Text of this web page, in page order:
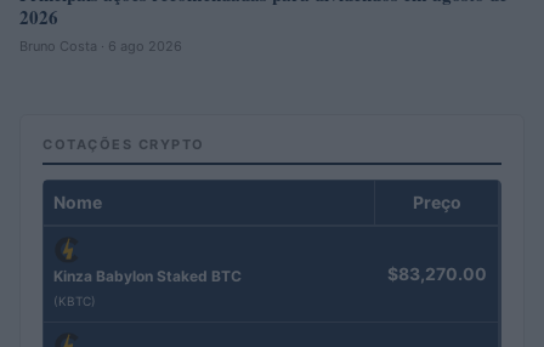
2026
Bruno Costa · 6 ago 2026
COTAÇÕES CRYPTO
Nome Preço
Kinza Babylon Staked BTC
(KBTC)
$83,270.00